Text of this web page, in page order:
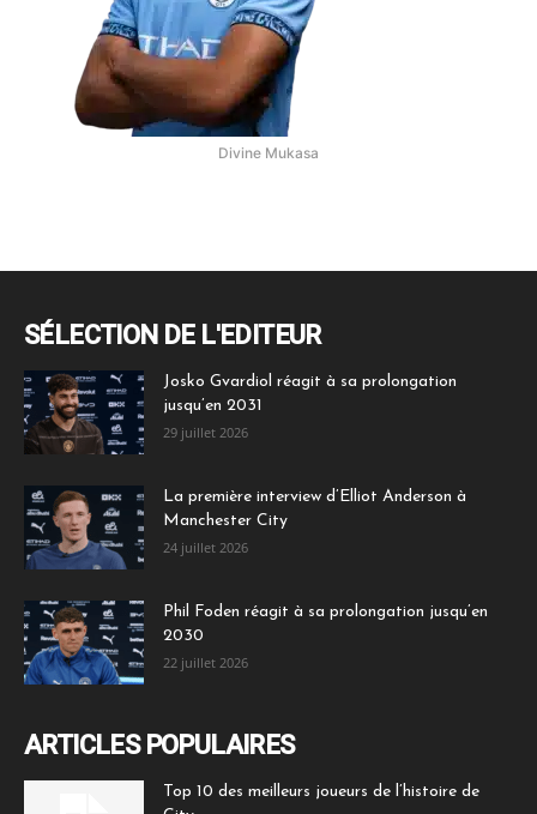
Divine Mukasa
SÉLECTION DE L'EDITEUR
Josko Gvardiol réagit à sa prolongation
jusqu’en 2031
29 juillet 2026
La première interview d’Elliot Anderson à
Manchester City
24 juillet 2026
Phil Foden réagit à sa prolongation jusqu’en
2030
22 juillet 2026
ARTICLES POPULAIRES
Top 10 des meilleurs joueurs de l’histoire de